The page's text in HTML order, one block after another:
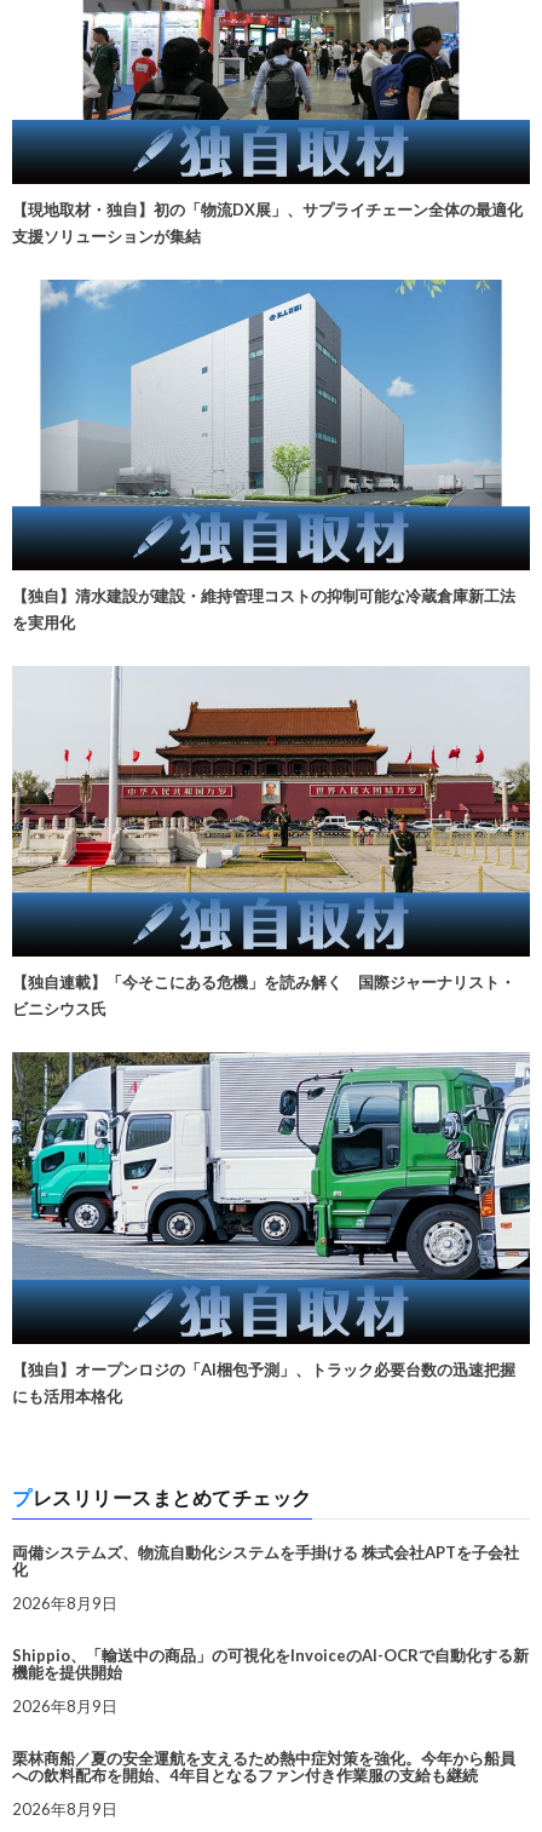
【現地取材・独自】初の「物流DX展」、サプライチェーン全体の最適化
支援ソリューションが集結
【独自】清水建設が建設・維持管理コストの抑制可能な冷蔵倉庫新工法
を実用化
【独自連載】「今そこにある危機」を読み解く 国際ジャーナリスト・
ビニシウス氏
【独自】オープンロジの「AI梱包予測」、トラック必要台数の迅速把握
にも活用本格化
プレスリリースまとめてチェック
両備システムズ、物流自動化システムを手掛ける 株式会社APTを子会社
化
2026年8月9日
Shippio、「輸送中の商品」の可視化をInvoiceのAI-OCRで自動化する新
機能を提供開始
2026年8月9日
栗林商船／夏の安全運航を支えるため熱中症対策を強化。今年から船員
への飲料配布を開始、4年目となるファン付き作業服の支給も継続
2026年8月9日